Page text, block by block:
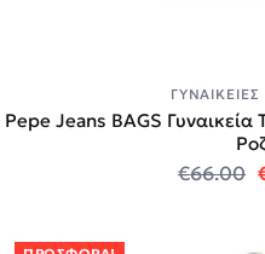
Pepe Jeans BAGS
€66.00